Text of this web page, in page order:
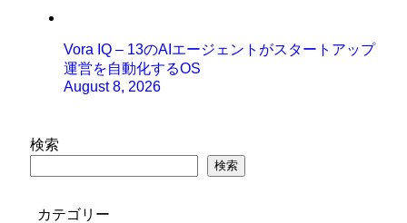
Vora IQ – 13のAIエージェントがスタートアップ
運営を自動化するOS
August 8, 2026
検索
検索
カテゴリー